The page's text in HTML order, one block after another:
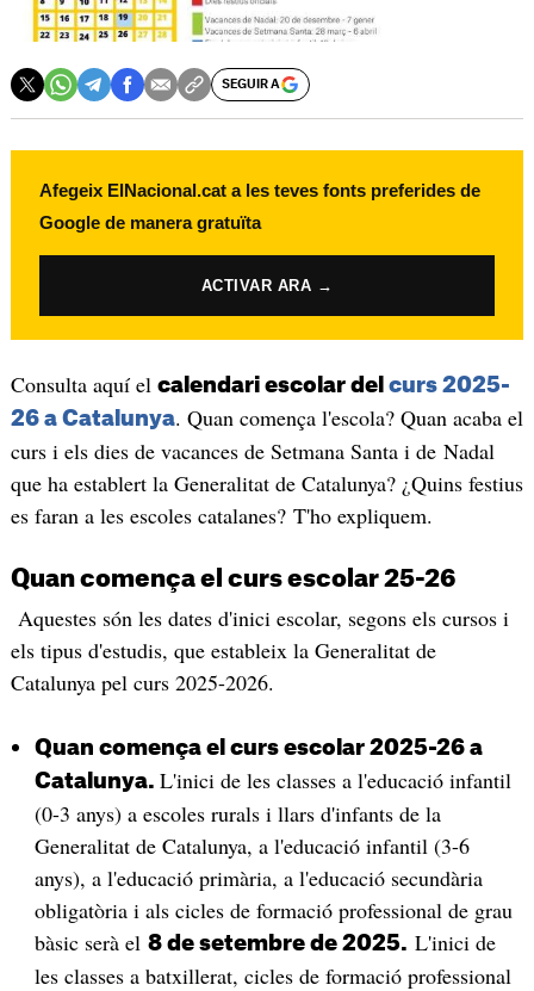
SEGUIR A
Afegeix ElNacional.cat a les teves fonts preferides de
Google de manera gratuïta
ACTIVAR ARA →
Consulta aquí el calendari escolar del curs 2025-
26 a Catalunya. Quan comença l'escola? Quan acaba el
curs i els dies de vacances de Setmana Santa i de Nadal
que ha establert la Generalitat de Catalunya? ¿Quins festius
es faran a les escoles catalanes? T'ho expliquem.
Quan comença el curs escolar 25-26
Aquestes són les dates d'inici escolar, segons els cursos i
els tipus d'estudis, que estableix la Generalitat de
Catalunya pel curs 2025-2026.
Quan comença el curs escolar 2025-26 a
Catalunya. L'inici de les classes a l'educació infantil
(0-3 anys) a escoles rurals i llars d'infants de la
Generalitat de Catalunya, a l'educació infantil (3-6
anys), a l'educació primària, a l'educació secundària
obligatòria i als cicles de formació professional de grau
bàsic serà el 8 de setembre de 2025. L'inici de
les classes a batxillerat, cicles de formació professional